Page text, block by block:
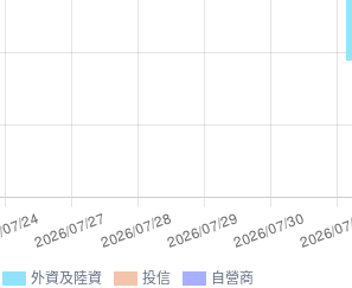
外資及陸資 投信 自營商